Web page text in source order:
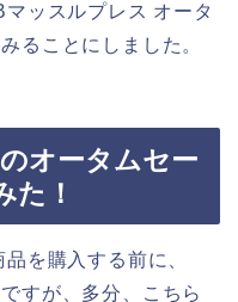
ッスルプレス オータ
ることにしました。
オータムセー
た！
を購入する前に、
すが、多分、こちら